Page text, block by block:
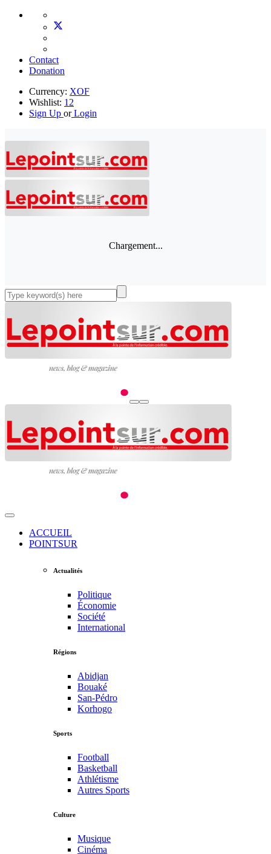
Contact
Donation
Currency: XOF
Wishlist: 12
Sign Up orLogin
Chargement...
ACCUEIL
POINTSUR
Actualités
Politique
Économie
Société
International
Régions
Abidjan
Bouaké
San-Pédro
Korhogo
Sports
Football
Basketball
Athlétisme
Autres Sports
Culture
Musique
Cinéma